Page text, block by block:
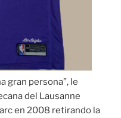
gran persona”, le
del Lausanne
en 2008 retirando la